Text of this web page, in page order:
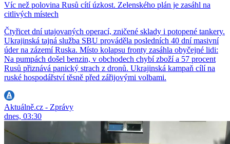
Víc než polovina Rusů cítí úzkost. Zelenského plán je zasáhl na
citlivých místech
Čtyřicet dní utajovaných operací, zničené sklady i potopené tankery.
Ukrajinská tajná služba SBU prováděla posledních 40 dní masivní
úder na zázemí Ruska. Místo kolapsu fronty zasáhla obyčejné lidi:
Na pumpách došel benzin, v obchodech chybí zboží a 57 procent
Rusů přiznává panický strach z dronů. Ukrajinská kampaň cílí na
ruské hospodářství těsně před zářijovými volbami.
Aktuálně.cz - Zprávy
dnes, 03:30